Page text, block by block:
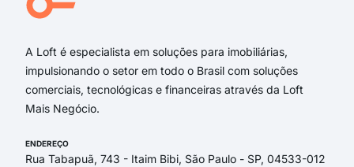
A Loft é especialista em soluções para imobiliárias,
impulsionando o setor em todo o Brasil com soluções
comerciais, tecnológicas e financeiras através da Loft
Mais Negócio.
ENDEREÇO
Rua Tabapuã, 743 - Itaim Bibi, São Paulo - SP, 04533-012